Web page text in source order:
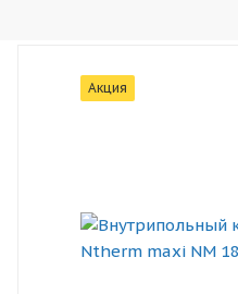
Акция